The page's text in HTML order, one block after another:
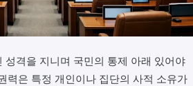
성격을 지니며 국민의 통제 아래 있어야
력은 특정 개인이나 집단의 사적 소유가